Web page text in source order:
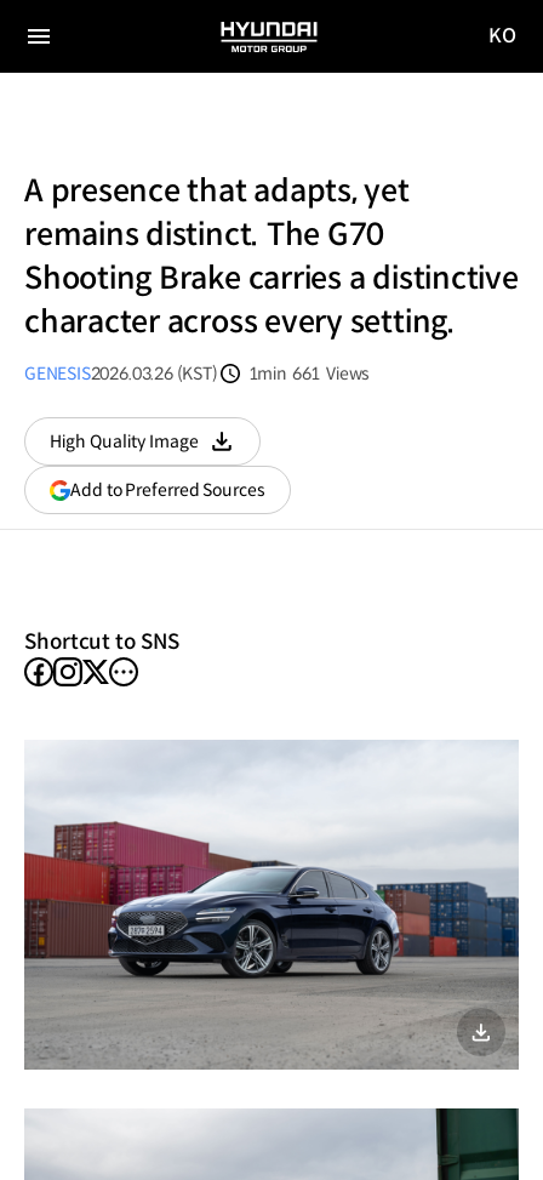
전체
HYUNDAI
MOTOR
KO
A presence that adapts, yet
remains distinct. The G70
Shooting Brake carries a distinctive
character across every setting.
GENESIS2026.03.26 (KST)
1min 661 Views
High Quality Image
다운로드
Add to Preferred Sources(opens
in
Shortcut to SNS
facebook
instagram
X
other
SNS
이미지
다운로드